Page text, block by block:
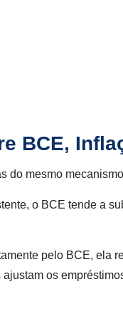
BCE,
do mesmo
o BCE tende a
pelo BCE, ela
os